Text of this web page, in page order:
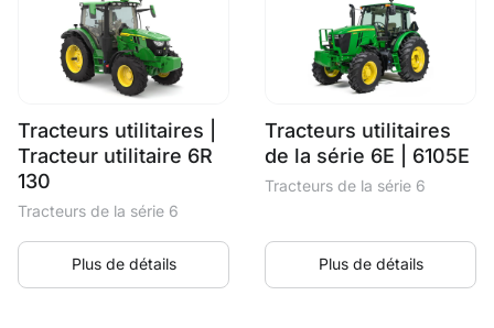
Tracteurs utilitaires |
Tracteur utilitaire 6R
130
Tracteurs de la série 6
Plus de détails
Tracteurs utilitaires
de la série 6E | 6105E
Tracteurs de la série 6
Plus de détails